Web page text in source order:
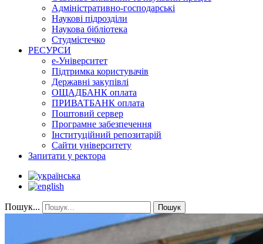
Адміністративно-господарські
Наукові підрозділи
Наукова бібліотека
Студмістечко
РЕСУРСИ
е-Університет
Підтримка користувачів
Державні закупівлі
ОЩАДБАНК оплата
ПРИВАТБАНК оплата
Поштовий сервер
Програмне забезпечення
Інституційний репозитарій
Сайти університету
Запитати у ректора
Пошук... Пошук